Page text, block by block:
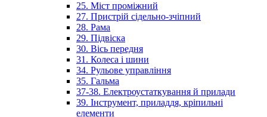
25. Міст проміжний
27. Пристрій сідельно-зчіпний
28. Рама
29. Підвіска
30. Вісь передня
31. Колеса і шини
34. Рульове управління
35. Гальма
37-38. Електроустаткування й прилади
39. Інструмент, приладдя, кріпильні
елементи